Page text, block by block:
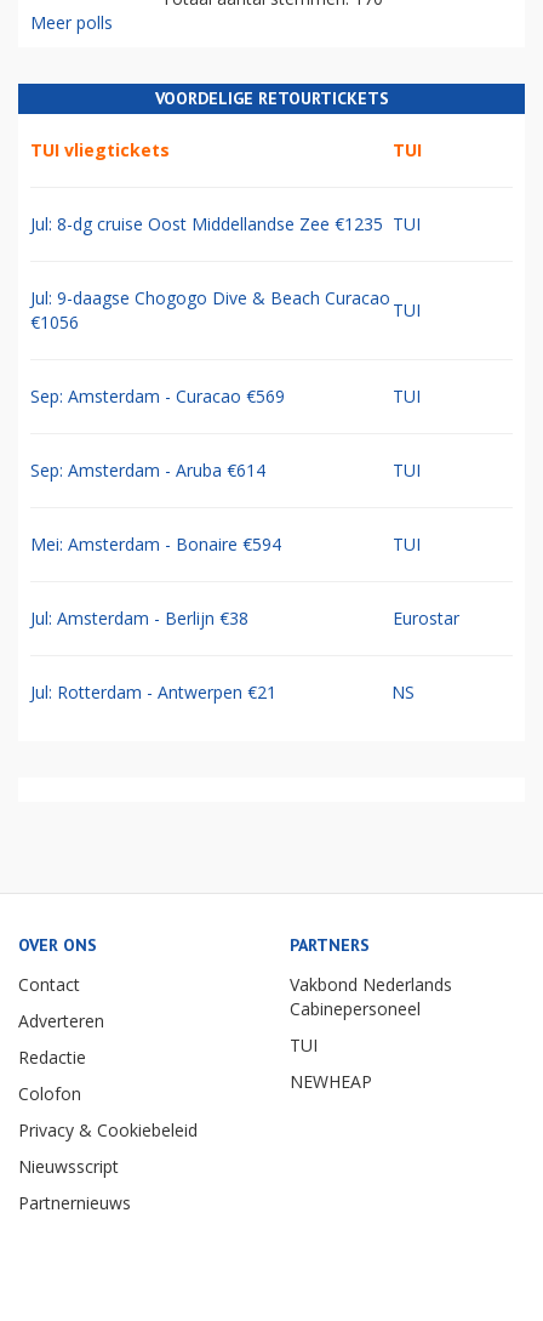
Meer polls
VOORDELIGE RETOURTICKETS
TUI vliegtickets TUI
Jul: 8-dg cruise Oost Middellandse Zee €1235 TUI
Jul: 9-daagse Chogogo Dive & Beach Curacao
€1056
TUI
Sep: Amsterdam - Curacao €569 TUI
Sep: Amsterdam - Aruba €614 TUI
Mei: Amsterdam - Bonaire €594 TUI
Jul: Amsterdam - Berlijn €38 Eurostar
Jul: Rotterdam - Antwerpen €21 NS
OVER ONS
Contact
Adverteren
Redactie
Colofon
Privacy & Cookiebeleid
Nieuwsscript
Partnernieuws
PARTNERS
Vakbond Nederlands
Cabinepersoneel
TUI
NEWHEAP